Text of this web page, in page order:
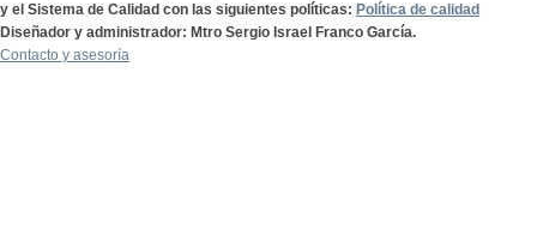
y el Sistema de Calidad con las siguientes políticas: Política de calidad
Diseñador y administrador: Mtro Sergio Israel Franco García.
Contacto y asesoría